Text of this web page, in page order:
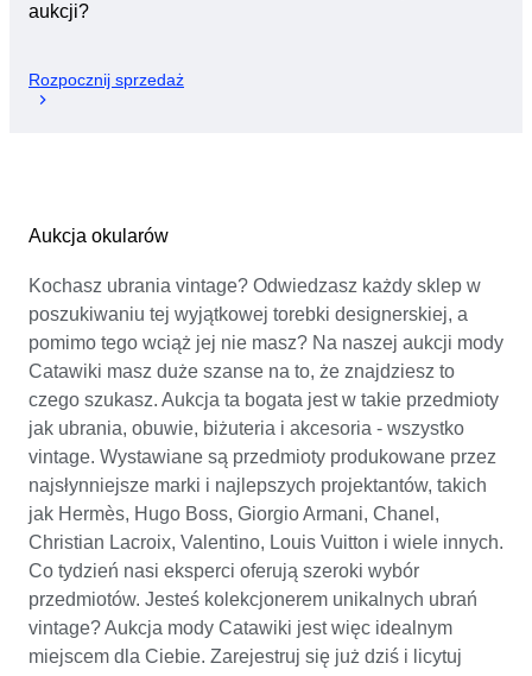
aukcji?
Rozpocznij sprzedaż
Aukcja okularów
Kochasz ubrania vintage? Odwiedzasz każdy sklep w
poszukiwaniu tej wyjątkowej torebki designerskiej, a
pomimo tego wciąż jej nie masz? Na naszej aukcji mody
Catawiki masz duże szanse na to, że znajdziesz to
czego szukasz. Aukcja ta bogata jest w takie przedmioty
jak ubrania, obuwie, biżuteria i akcesoria - wszystko
vintage. Wystawiane są przedmioty produkowane przez
najsłynniejsze marki i najlepszych projektantów, takich
jak Hermès, Hugo Boss, Giorgio Armani, Chanel,
Christian Lacroix, Valentino, Louis Vuitton i wiele innych.
Co tydzień nasi eksperci oferują szeroki wybór
przedmiotów. Jesteś kolekcjonerem unikalnych ubrań
vintage? Aukcja mody Catawiki jest więc idealnym
miejscem dla Ciebie. Zarejestruj się już dziś i licytuj